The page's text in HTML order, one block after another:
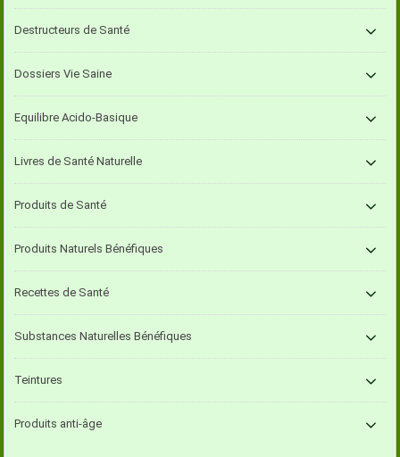
Destructeurs de Santé
Dossiers Vie Saine
Equilibre Acido-Basique
Livres de Santé Naturelle
Produits de Santé
Produits Naturels Bénéfiques
Recettes de Santé
Substances Naturelles Bénéfiques
Teintures
Produits anti-âge